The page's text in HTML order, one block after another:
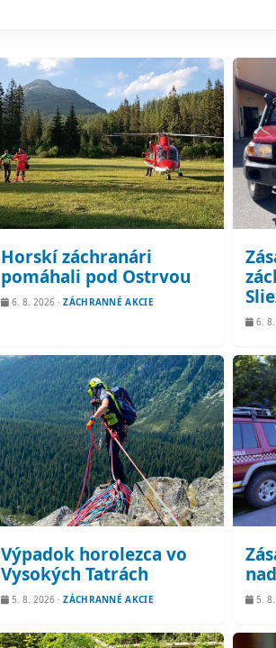
Horskí záchranári
pomáhali pod Ostrvou
6. 8. 2026· ZÁCHRANNÉ AKCIE
6. 8.
Výpadok horolezca vo
Vysokých Tatrách
5. 8. 2026· ZÁCHRANNÉ AKCIE 5. 8.